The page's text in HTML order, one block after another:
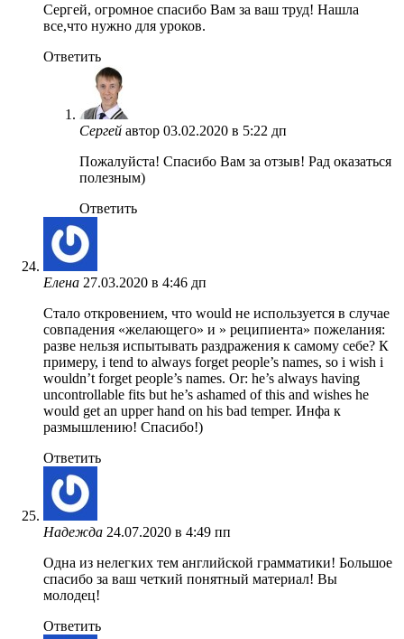
Сергей, огромное спасибо Вам за ваш труд! Нашла
все,что нужно для уроков.
Ответить
Сергей автор 03.02.2020 в 5:22 дп
Пожалуйста! Спасибо Вам за отзыв! Рад оказаться
полезным)
Ответить
Елена 27.03.2020 в 4:46 дп
Стало откровением, что would не используется в случае
совпадения «желающего» и » реципиента» пожелания:
разве нельзя испытывать раздражения к самому себе? К
примеру, i tend to always forget people’s names, so i wish i
wouldn’t forget people’s names. Or: he’s always having
uncontrollable fits but he’s ashamed of this and wishes he
would get an upper hand on his bad temper. Инфа к
размышлению! Спасибо!)
Ответить
Надежда 24.07.2020 в 4:49 пп
Одна из нелегких тем английской грамматики! Большое
спасибо за ваш четкий понятный материал! Вы
молодец!
Ответить